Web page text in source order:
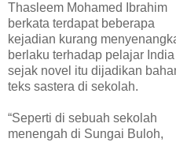
Thasleem Mohamed Ibrahim
berkata terdapat beberapa
kejadian kurang
berlaku terhadap pelajar India
sejak novel itu dijadikan
teks sastera di sekolah.
“Seperti di sebuah sekolah
menengah di Sungai Buloh,